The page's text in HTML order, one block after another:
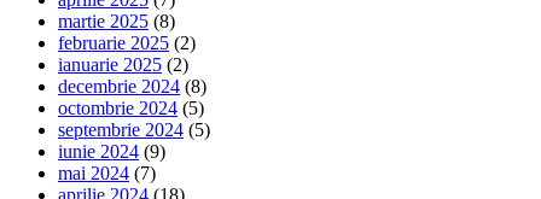
martie 2025 (8)
februarie 2025 (2)
ianuarie 2025 (2)
decembrie 2024 (8)
octombrie 2024 (5)
septembrie 2024 (5)
iunie 2024 (9)
mai 2024 (7)